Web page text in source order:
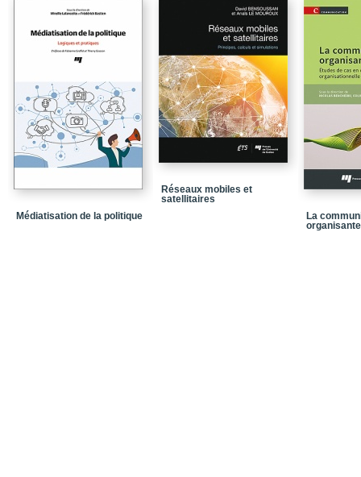
Annexe A / Modèle
Annexe B / Théorie
Bibliographie
Index onomastique
Index thématique
Médiatisation de la politique
Réseaux mobiles et
satellitaires
La
organisante